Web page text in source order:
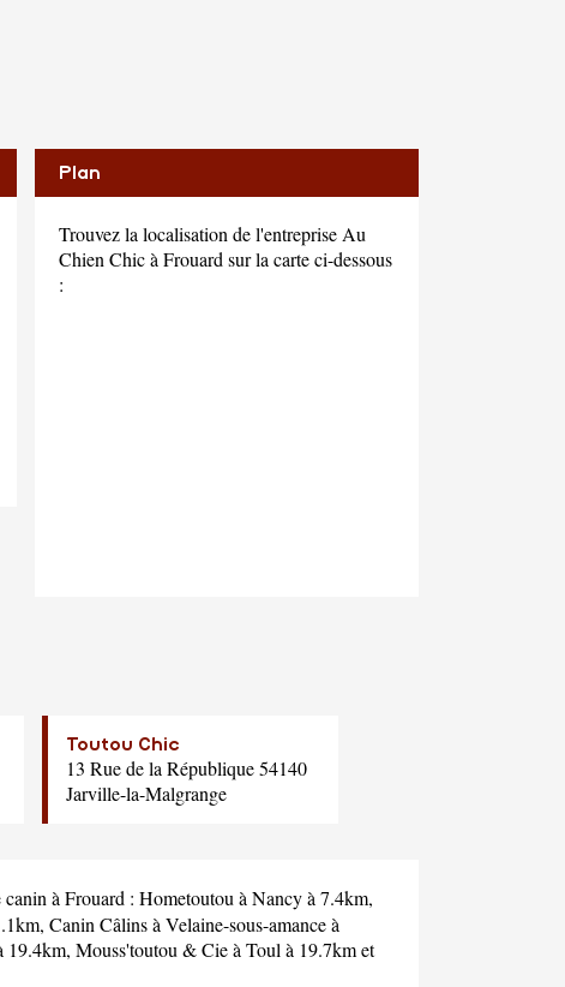
Plan
Trouvez la localisation de l'entreprise Au
Chien Chic à Frouard sur la carte ci-dessous
:
Toutou Chic
13 Rue de la République 54140
Jarville-la-Malgrange
canin à Frouard : Hometoutouà Nancy à 7.4km,
Canin Câlinsà Velaine-sous-amance à
19.4km, Mouss'toutou & Cieà Toul à 19.7km et